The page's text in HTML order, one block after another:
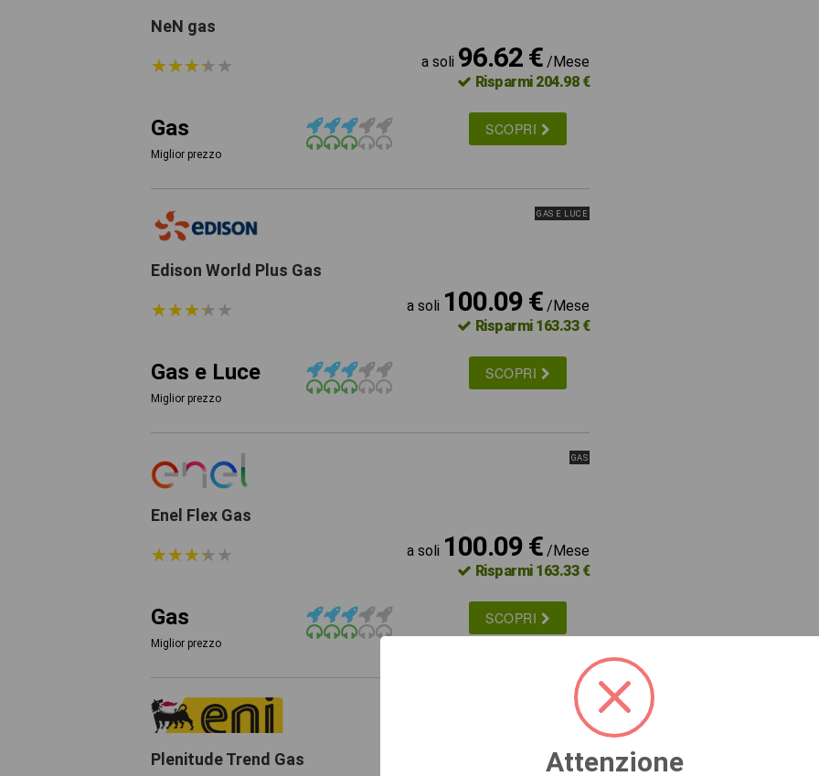
NeN gas
★★★★★
★★★★★ a soli 96.62 € /Mese
Risparmi 204.98 €
Gas
Miglior prezzo
SCOPRI
GAS E LUCE
Edison World Plus Gas
★★★★★
★★★★★ a soli 100.09 € /Mese
Risparmi 163.33 €
Gas e Luce
Miglior prezzo
SCOPRI
GAS
Enel Flex Gas
★★★★★
★★★★★ a soli 100.09 € /Mese
Risparmi 163.33 €
Gas
Miglior prezzo
SCOPRI
GAS
Plenitude Trend Gas Attenzione